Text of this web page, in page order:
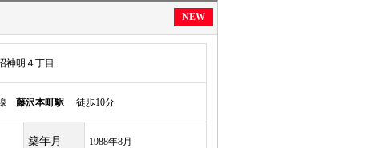
NEW
神明４丁目
藤沢本町駅 徒歩10分
築年月 1988年8月